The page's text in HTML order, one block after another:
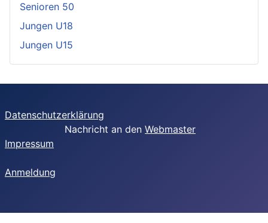
Senioren 50
Jungen U18
Jungen U15
Datenschutzerklärung
Nachricht an den Webmaster
Impressum
Anmeldung